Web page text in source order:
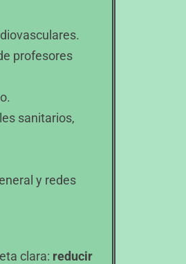
profesores
sanitarios,
y redes
clara: reducir